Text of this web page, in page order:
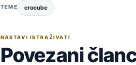
TEME crocube
NASTAVI ISTRAŽIVATI
Povezani